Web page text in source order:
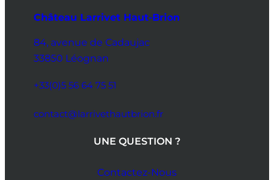
Château Larrivet Haut-Brion
84, avenue de Cadaujac
33850 Léognan
+33(0)5 56 64 75 51
contact@larrivethautbrion.fr
UNE QUESTION ?
Contactez-Nous